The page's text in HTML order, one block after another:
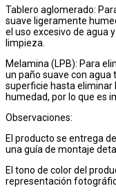
Tablero aglomerado:
suave ligeramente
el uso excesivo de agua
limpieza.
Melamina (LPB): Para
un paño suave con agua
superficie hasta eliminar
humedad, por lo que es
Observaciones:
El producto se entrega
una guía de montaje
El tono de color del
representación